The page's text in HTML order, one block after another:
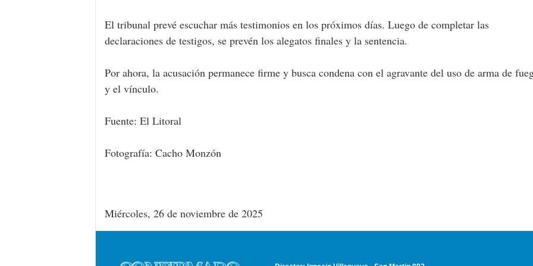
El tribunal prevé escuchar más testimonios en los próximos días. Luego de completar las
declaraciones de testigos, se prevén los alegatos finales y la sentencia.
Por ahora, la acusación permanece firme y busca condena con el agravante del uso de arma de
y el vínculo.
Fuente: El Litoral
Fotografía: Cacho Monzón
Miércoles, 26 de noviembre de 2025